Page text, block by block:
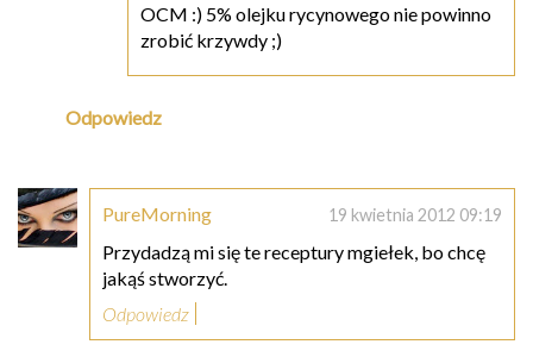
OCM :) 5% olejku rycynowego nie powinno
zrobić krzywdy ;)
Odpowiedz
PureMorning 19 kwietnia 2012 09:19
Przydadzą mi się te receptury mgiełek, bo chcę
jakąś stworzyć.
Odpowiedz